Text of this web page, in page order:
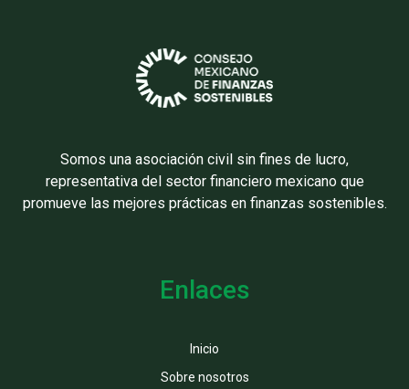
Somos una asociación civil sin fines de lucro,
representativa del sector financiero mexicano que
promueve las mejores prácticas en finanzas sostenibles.
Enlaces
Inicio
Sobre nosotros